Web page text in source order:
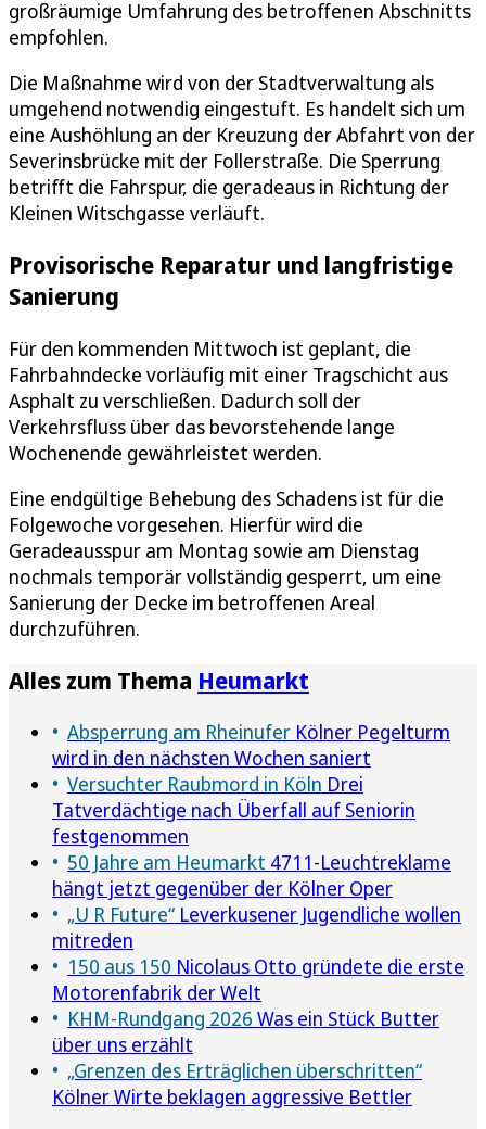
großräumige Umfahrung des betroffenen Abschnitts
empfohlen.
Die Maßnahme wird von der Stadtverwaltung als
umgehend notwendig eingestuft. Es handelt sich um
eine Aushöhlung an der Kreuzung der Abfahrt von der
Severinsbrücke mit der Follerstraße. Die Sperrung
betrifft die Fahrspur, die geradeaus in Richtung der
Kleinen Witschgasse verläuft.
Provisorische Reparatur und langfristige
Sanierung
Für den kommenden Mittwoch ist geplant, die
Fahrbahndecke vorläufig mit einer Tragschicht aus
Asphalt zu verschließen. Dadurch soll der
Verkehrsfluss über das bevorstehende lange
Wochenende gewährleistet werden.
Eine endgültige Behebung des Schadens ist für die
Folgewoche vorgesehen. Hierfür wird die
Geradeausspur am Montag sowie am Dienstag
nochmals temporär vollständig gesperrt, um eine
Sanierung der Decke im betroffenen Areal
durchzuführen.
Alles zum Thema Heumarkt
Absperrung am Rheinufer Kölner Pegelturm
wird in den nächsten Wochen saniert
Versuchter Raubmord in Köln Drei
Tatverdächtige nach Überfall auf Seniorin
festgenommen
50 Jahre am Heumarkt 4711-Leuchtreklame
hängt jetzt gegenüber der Kölner Oper
„U R Future“ Leverkusener Jugendliche wollen
mitreden
150 aus 150 Nicolaus Otto gründete die erste
Motorenfabrik der Welt
KHM-Rundgang 2026 Was ein Stück Butter
über uns erzählt
„Grenzen des Erträglichen überschritten“
Kölner Wirte beklagen aggressive Bettler